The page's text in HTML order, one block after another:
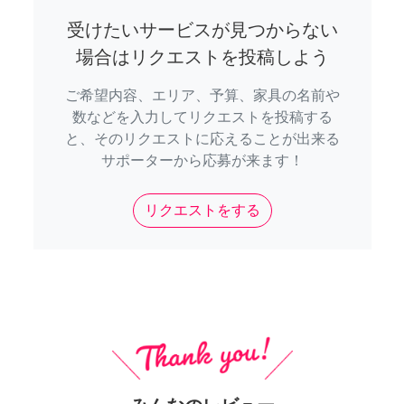
受けたいサービスが見つからない
場合はリクエストを投稿しよう
ご希望内容、エリア、予算、家具の名前や
数などを入力してリクエストを投稿する
と、そのリクエストに応えることが出来る
サポーターから応募が来ます！
リクエストをする